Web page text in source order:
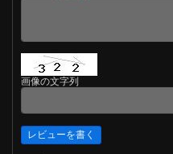
画像の文字列